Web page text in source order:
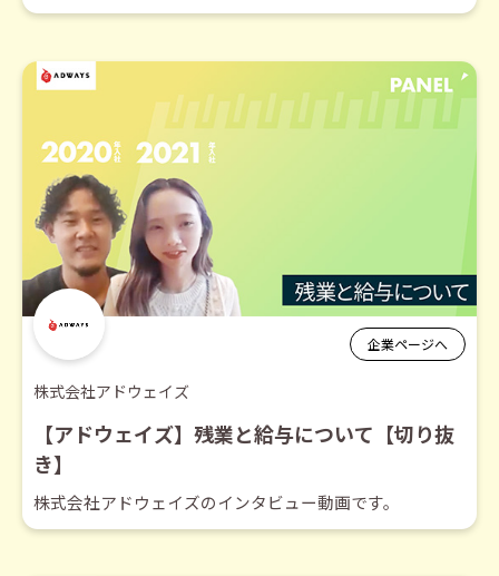
企業ページへ
株式会社アドウェイズ
【アドウェイズ】残業と給与について【切り抜
き】
株式会社アドウェイズのインタビュー動画です。